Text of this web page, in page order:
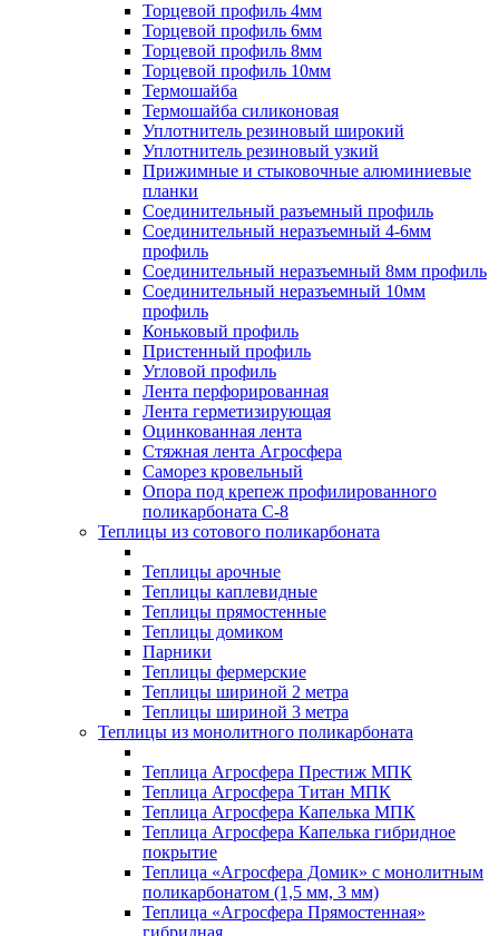
Торцевой профиль 4мм
Торцевой профиль 6мм
Торцевой профиль 8мм
Торцевой профиль 10мм
Термошайба
Термошайба силиконовая
Уплотнитель резиновый широкий
Уплотнитель резиновый узкий
Прижимные и стыковочные алюминиевые
планки
Соединительный разъемный профиль
Соединительный неразъемный 4-6мм
профиль
Соединительный неразъемный 8мм профиль
Соединительный неразъемный 10мм
профиль
Коньковый профиль
Пристенный профиль
Угловой профиль
Лента перфорированная
Лента герметизирующая
Оцинкованная лента
Стяжная лента Агросфера
Саморез кровельный
Опора под крепеж профилированного
поликарбоната С-8
Теплицы из сотового поликарбоната
Теплицы арочные
Теплицы каплевидные
Теплицы прямостенные
Теплицы домиком
Парники
Теплицы фермерские
Теплицы шириной 2 метра
Теплицы шириной 3 метра
Теплицы из монолитного поликарбоната
Теплица Агросфера Престиж МПК
Теплица Агросфера Титан МПК
Теплица Агросфера Капелька МПК
Теплица Агросфера Капелька гибридное
покрытие
Теплица «Агросфера Домик» с монолитным
поликарбонатом (1,5 мм, 3 мм)
Теплица «Агросфера Прямостенная»